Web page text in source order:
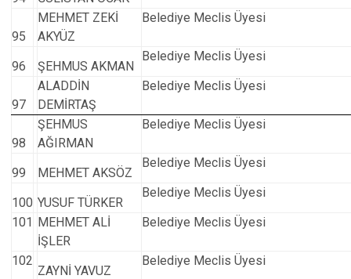
95
MEHMET ZEKİ
AKYÜZ
Belediye Meclis Üyesi
96 ŞEHMUS AKMAN
Belediye Meclis Üyesi
97
ALADDİN
DEMİRTAŞ
Belediye Meclis Üyesi
98
ŞEHMUS
AĞIRMAN
Belediye Meclis Üyesi
99 MEHMET AKSÖZ
Belediye Meclis Üyesi
100 YUSUF TÜRKER
Belediye Meclis Üyesi
101 MEHMET ALİ
İŞLER
Belediye Meclis Üyesi
102
ZAYNİ YAVUZ
Belediye Meclis Üyesi